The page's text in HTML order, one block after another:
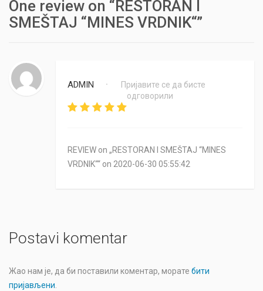
One review on “RESTORAN I
SMEŠTAJ “MINES VRDNIK“”
ADMIN •
Пријавите се да бисте
одговорили
REVIEW on „RESTORAN I SMEŠTAJ “MINES
VRDNIK““ on 2020-06-30 05:55:42
Postavi komentar
Жао нам је, да би поставили коментар, морате бити
пријављени